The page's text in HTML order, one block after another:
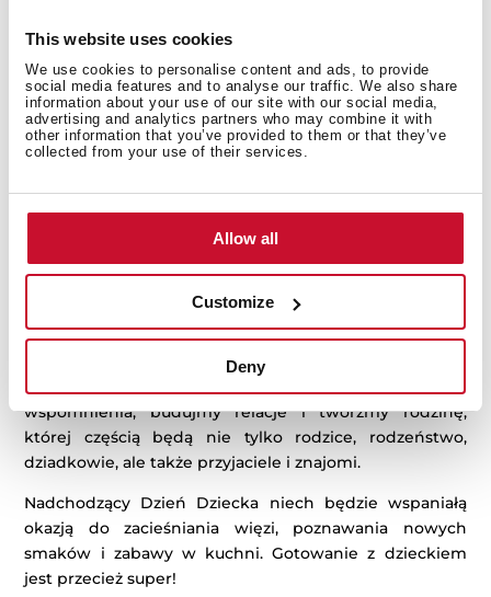
This website uses cookies
We use cookies to personalise content and ads, to provide
social media features and to analyse our traffic. We also share
information about your use of our site with our social media,
advertising and analytics partners who may combine it with
other information that you’ve provided to them or that they’ve
collected from your use of their services.
Allow all
Customize
Deny
Wspólne gotowanie z dzieckiem pozwala nam
gromadzić cenne wspomnienia, przekazywać rodzinne
przepisy i tradycje. Równie ważne, jak gotowanie, jest
równieżwspólne spożywanie posiłków . Samodzielnie
przygotowane jedzenie to powód do dumy dla
którzy ze smakiem jedzą to, co zostało przygotowane,
jest niezwykle budujący i sprawia, ze dziecko zyskuje
wiarę w siebie i swoje umiejętności. Przy wspólnym
relacjonować wydarzenia dnia i poruszać tematy, które
są dla nas ważne. W swobodnej atmosferze każdy czuje
się bezpiecznie, jest częścią większej całości.
Celebrujmy każdą wspólnie spędzaną chwilę, zbierajmy
wspomnienia, budujmy relacje i twórzmy rodzinę,
której częścią będą nie tylko rodzice, rodzeństwo,
dziadkowie, ale także przyjaciele i znajomi.
Nadchodzący Dzień Dziecka niech będzie wspaniałą
okazją do zacieśniania więzi, poznawania nowych
smaków i zabawy w kuchni. Gotowanie z dzieckiem
jest przecież super!